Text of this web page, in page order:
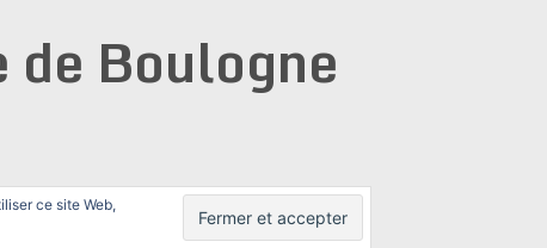
Boulogne
ce site Web,